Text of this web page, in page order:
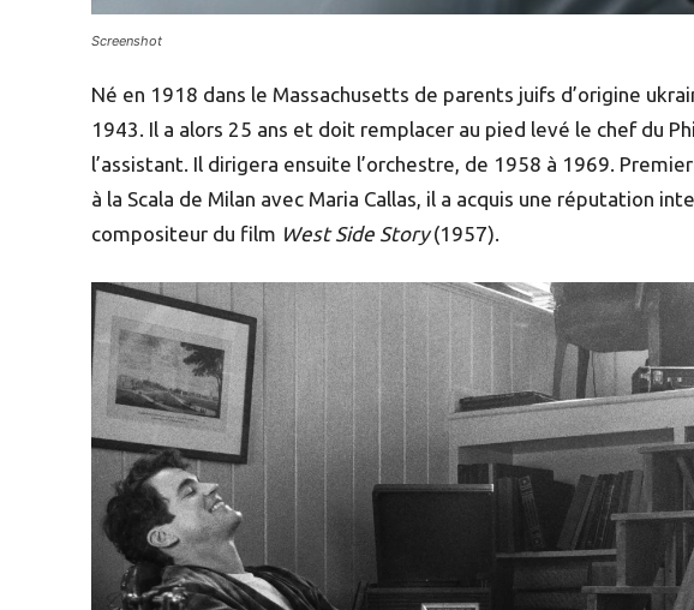
Screenshot
Né en 1918 dans le Massachusetts de parents juifs d’origine
1943. Il a alors 25 ans et doit remplacer au pied levé le chef du
l’assistant. Il dirigera ensuite l’orchestre, de 1958 à 1969.
à la Scala de Milan avec Maria Callas, il a acquis une réputation
compositeur du film West Side Story(1957).